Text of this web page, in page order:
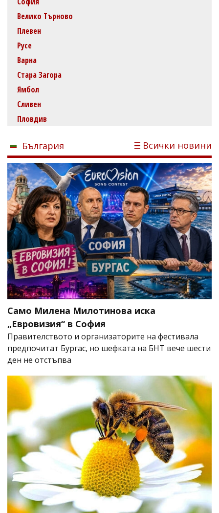
Велико Търново
Плевен
Русе
Варна
Стара Загора
Ямбол
Сливен
Пловдив
България Всички новини
Само Милена Милотинова иска
„Евровизия“ в София
Правителството и организаторите на фестивала
предпочитат Бургас, но шефката на БНТ вече шести
ден не отстъпва